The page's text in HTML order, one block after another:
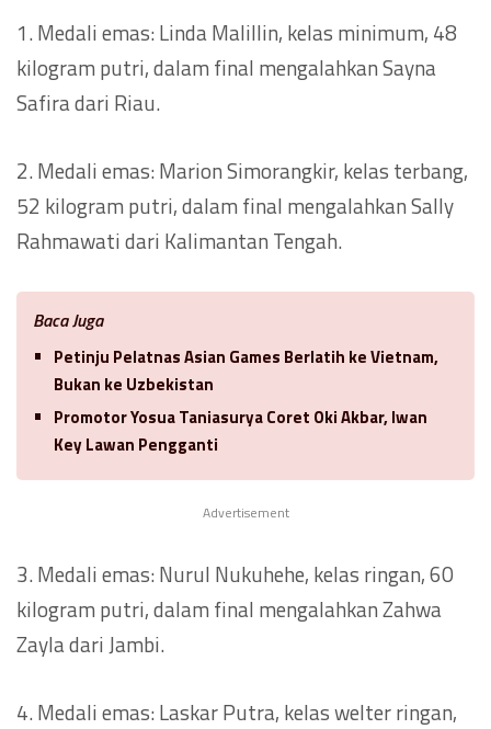
1. Medali emas: Linda Malillin, kelas minimum, 48
kilogram putri, dalam final mengalahkan Sayna
Safira dari Riau.
2. Medali emas: Marion Simorangkir, kelas terbang,
52 kilogram putri, dalam final mengalahkan Sally
Rahmawati dari Kalimantan Tengah.
Baca Juga
Petinju Pelatnas Asian Games Berlatih ke Vietnam,
Bukan ke Uzbekistan
Promotor Yosua Taniasurya Coret Oki Akbar, Iwan
Key Lawan Pengganti
Advertisement
3. Medali emas: Nurul Nukuhehe, kelas ringan, 60
kilogram putri, dalam final mengalahkan Zahwa
Zayla dari Jambi.
4. Medali emas: Laskar Putra, kelas welter ringan,